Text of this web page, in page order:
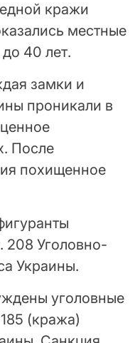
кражи
местные
40 лет.
замки и
проникали в
После
похищенное
208 Уголовно-
Украины.
уголовные
(кража)